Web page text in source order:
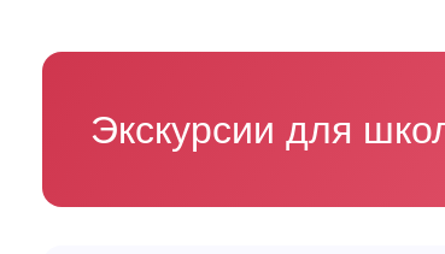
Экскурсии для